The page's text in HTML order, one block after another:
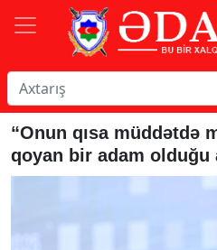
“Onun qısa müddətdə
qoyan bir adam olduğu